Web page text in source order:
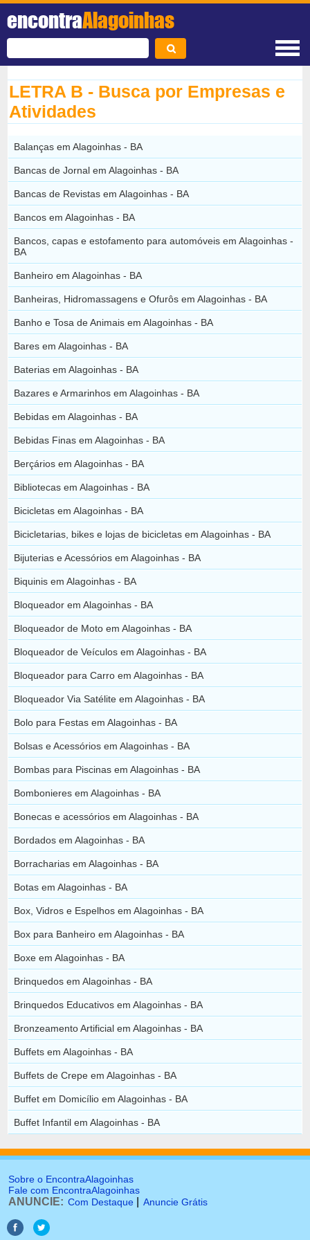
encontraAlagoinhas
LETRA B - Busca por Empresas e
Atividades
Balanças em Alagoinhas - BA
Bancas de Jornal em Alagoinhas - BA
Bancas de Revistas em Alagoinhas - BA
Bancos em Alagoinhas - BA
Bancos, capas e estofamento para automóveis em Alagoinhas -
BA
Banheiro em Alagoinhas - BA
Banheiras, Hidromassagens e Ofurôs em Alagoinhas - BA
Banho e Tosa de Animais em Alagoinhas - BA
Bares em Alagoinhas - BA
Baterias em Alagoinhas - BA
Bazares e Armarinhos em Alagoinhas - BA
Bebidas em Alagoinhas - BA
Bebidas Finas em Alagoinhas - BA
Berçários em Alagoinhas - BA
Bibliotecas em Alagoinhas - BA
Bicicletas em Alagoinhas - BA
Bicicletarias, bikes e lojas de bicicletas em Alagoinhas - BA
Bijuterias e Acessórios em Alagoinhas - BA
Biquinis em Alagoinhas - BA
Bloqueador em Alagoinhas - BA
Bloqueador de Moto em Alagoinhas - BA
Bloqueador de Veículos em Alagoinhas - BA
Bloqueador para Carro em Alagoinhas - BA
Bloqueador Via Satélite em Alagoinhas - BA
Bolo para Festas em Alagoinhas - BA
Bolsas e Acessórios em Alagoinhas - BA
Bombas para Piscinas em Alagoinhas - BA
Bombonieres em Alagoinhas - BA
Bonecas e acessórios em Alagoinhas - BA
Bordados em Alagoinhas - BA
Borracharias em Alagoinhas - BA
Botas em Alagoinhas - BA
Box, Vidros e Espelhos em Alagoinhas - BA
Box para Banheiro em Alagoinhas - BA
Boxe em Alagoinhas - BA
Brinquedos em Alagoinhas - BA
Brinquedos Educativos em Alagoinhas - BA
Bronzeamento Artificial em Alagoinhas - BA
Buffets em Alagoinhas - BA
Buffets de Crepe em Alagoinhas - BA
Buffet em Domicílio em Alagoinhas - BA
Buffet Infantil em Alagoinhas - BA
Sobre o EncontraAlagoinhas
Fale com EncontraAlagoinhas
ANUNCIE: Com Destaque Anuncie Grátis